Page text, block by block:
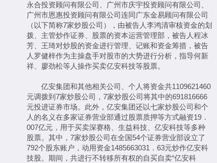
永合投资顾问有限公司、广州市庆宇投资顾问有限公司、
广州市恩惠投资顾问有限公司连同广东金易顾问有限公司
（以下简称7家炒股公司），由被告人李鸿清审核资金的划
拨、主管炒作证券、股票的资本运营管理部，被告人程冰
芳、王琦对炒股的资金进行管理、记账和资金筹措，被告
人罗健梓作为主操盘手对股市的大势进行分析，指导何新
祥、廖劲松等人操作买卖亿安科技等股票。
亿安集团和其他相关公司、个人将资金共1109621460
元调拨到7家炒股公司，7家炒股公司将其中的691816666
元投进证券市场。此外，亿安集团还以七家炒股公司和个
人的名义在多家证券营业部通过股票质押等方式融资19．
007亿元，用于买卖深赛格、生益科技、亿安科技等多种
股票。其中，7家炒股公司在全国54个证券营业部设立了
792个股东账户，动用资金1485663031．63元炒作亿安科
技股。期间，共进行不转移所有权的自买自卖“亿安科